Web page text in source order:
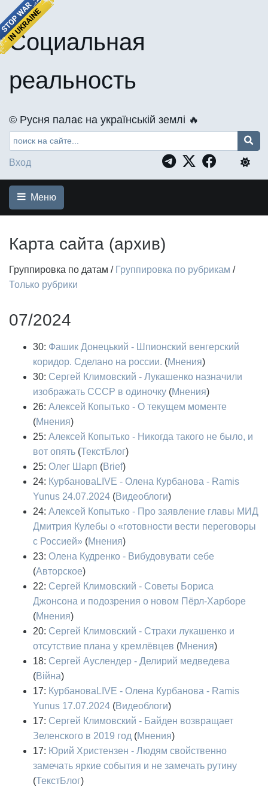
Социальная
реальность
©️ Русня палає на українській землі 🔥
Вход
Меню
Карта сайта (архив)
Группировка по датам / Группировка по рубрикам /
Только рубрики
07/2024
30: Фашик Донецький - Шпионский венгерский
коридор. Сделано на россии. (Мнения)
30: Сергей Климовский - Лукашенко назначили
изображать СССР в одиночку (Мнения)
26: Алексей Копытько - О текущем моменте
(Мнения)
25: Алексей Копытько - Никогда такого не было, и
вот опять (ТекстБлог)
25: Олег Шарп (Brief)
24: КурбановаLIVE - Олена Курбанова - Ramis
Yunus 24.07.2024 (Видеоблоги)
24: Алексей Копытько - Про заявление главы МИД
Дмитрия Кулебы о «готовности вести переговоры
с Россией» (Мнения)
23: Олена Кудренко - Вибудовувати себе
(Авторское)
22: Сергей Климовский - Советы Бориса
Джонсона и подозрения о новом Пёрл-Харборе
(Мнения)
20: Сергей Климовский - Страхи лукашенко и
отсутствие плана у кремлёвцев (Мнения)
18: Сергей Ауслендер - Делирий медведева
(Війна)
17: КурбановаLIVE - Олена Курбанова - Ramis
Yunus 17.07.2024 (Видеоблоги)
17: Сергей Климовский - Байден возвращает
Зеленского в 2019 год (Мнения)
17: Юрий Христензен - Людям свойственно
замечать яркие события и не замечать рутину
(ТекстБлог)